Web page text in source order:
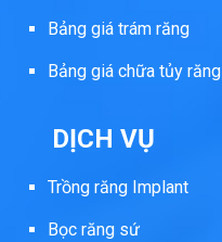
Bảng giá trám răng
Bảng giá chữa tủy răng
DỊCH VỤ
Trồng răng Implant
Bọc răng sứ